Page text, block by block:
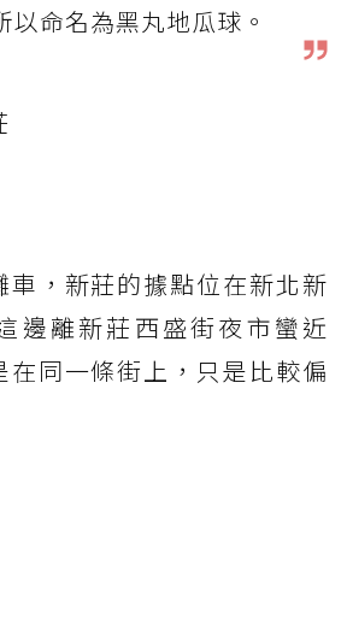
以命名為黑丸地瓜球。
車，新莊的據點位在新北新
邊離新莊西盛街夜市蠻近
在同一條街上，只是比較偏